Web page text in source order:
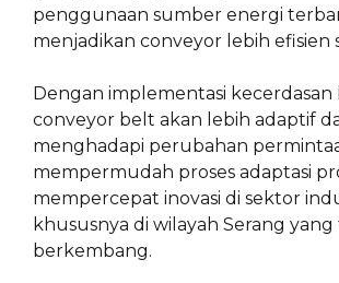
penggunaan sumber energi
menjadikan conveyor lebih efisien
Dengan implementasi kecerdasan
conveyor belt akan lebih adaptif
menghadapi perubahan
mempermudah proses adaptasi
mempercepat inovasi di sektor
khususnya di wilayah Serang
berkembang.